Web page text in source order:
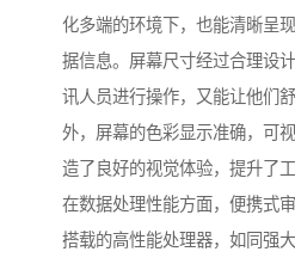
化多端的环境下，也能清晰呈
据信息。屏幕尺寸经过合理设
讯人员进行操作，又能让他们
外，屏幕的色彩显示准确，可
造了良好的视觉体验，提升了工
在数据处理性能方面，便携式
搭载的高性能处理器，如同强